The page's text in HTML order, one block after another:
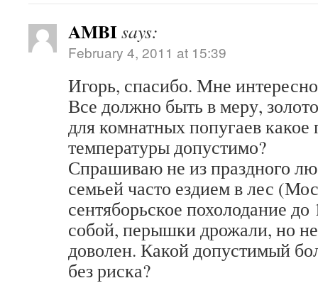
AMBIsays:
February 4, 2011 at 15:39
Игорь, спасибо. Мне
Все должно быть в меру,
для комнатных попугаев
температуры допустимо?
Спрашиваю не из праздного
семьей часто ездием в лес
сентяборьское похолодание
собой, перышки дрожали, но
доволен. Какой допустимый
без риска?